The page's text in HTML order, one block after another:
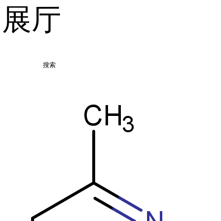
厅
搜索